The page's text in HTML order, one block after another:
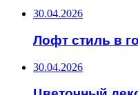
30.04.2026
Лофт стиль в
30.04.2026